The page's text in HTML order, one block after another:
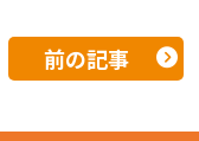
前の記事